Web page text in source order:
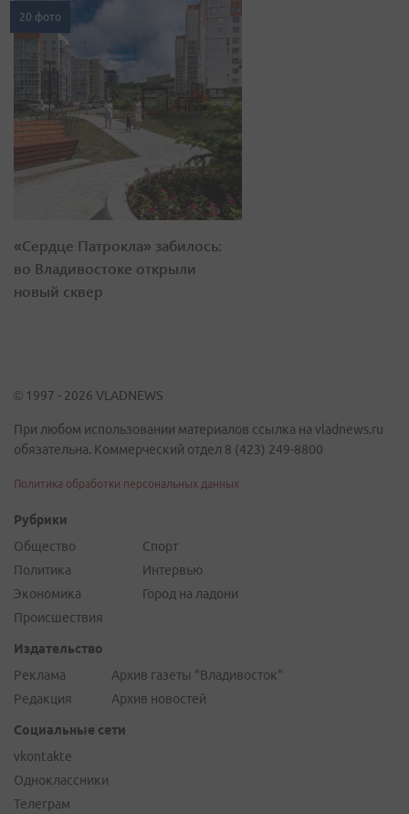
20 фото
«Сердце Патрокла» забилось:
во Владивостоке открыли
новый сквер
© 1997 - 2026 VLADNEWS
При любом использовании материалов ссылка на vladnews.ru
обязательна. Коммерческий отдел 8 (423) 249-8800
Политика обработки персональных данных
Рубрики
Общество
Политика
Экономика
Происшествия
Спорт
Интервью
Город на ладони
Издательство
Реклама
Редакция
Архив газеты "Владивосток"
Архив новостей
Социальные сети
vkontakte
Одноклассники
Телеграм